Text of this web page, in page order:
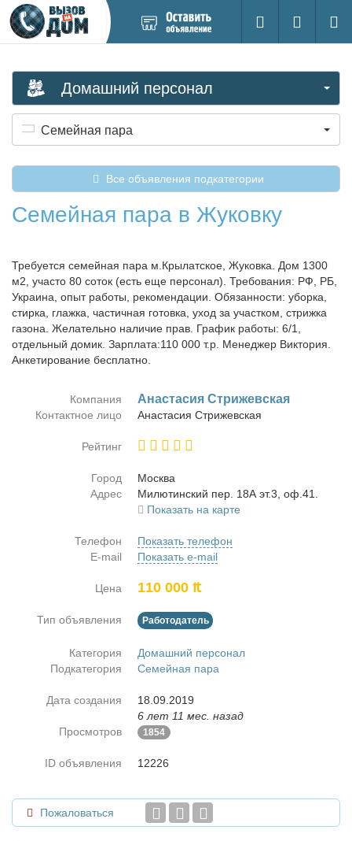
новое
Поиск
Вход на
Домашний персонал
Семейная пара
Все объявления подкатегории
Семейная пара в Жуковку
Требуется семейная пара м.Крылатское, Жуковка. Дом 1300
м2, участо 80 соток (есть еще персонал). Требования: РФ, РБ,
Украина, опыт работы, рекомендации. Обязанности: уборка,
стирка, глажка, частичная готовка, уход за участком, стрижка
газона. Желательно наличие прав. График работы: 6/1,
отдельный домик. Зарплата:110 000 т.р. Менеджер Виктория.
Анкетирование бесплатно.
Компания Ана­ста­сия Стри­жев­ская
Контактное лицо Ана­ста­сия Стри­жев­ская
Рейтинг
Город
Москва
Адрес
Ми­лю­тин­ский пер. 18А эт.3, оф.41.
Показать на карте
Телефон
Показать телефон
E-mail
Показать e-mail
Цена 110 000 ₶
Тип объявления Работодатель
Категория
Домашний персонал
Подкатегория
Семейная пара
Дата создания
18.09.2019
6 лет 11 мес. назад
Просмотров
1854
ID объявления 12226
Пожаловаться